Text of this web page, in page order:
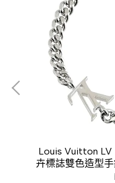
Louis Vuitton
卉標誌雙色造型